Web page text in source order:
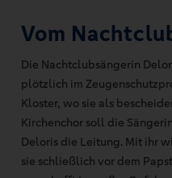
Vom
Die Nachtclubsängerin
plötzlich im
Kloster, wo sie als
Kirchenchor soll die
Deloris die Leitung. Mit ihr
sie schließlich vor dem